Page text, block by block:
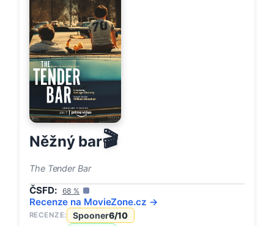
Něžný bar🎬
The Tender Bar
ČSFD: 68 %
Recenze na MovieZone.cz →
RECENZE: Spooner6/10